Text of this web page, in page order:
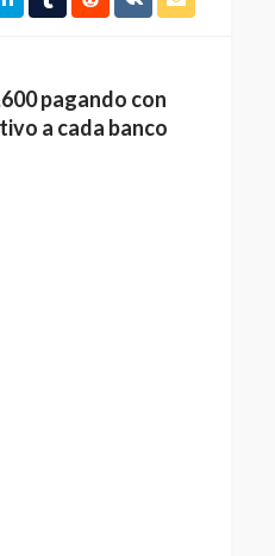
pagando con
a cada banco